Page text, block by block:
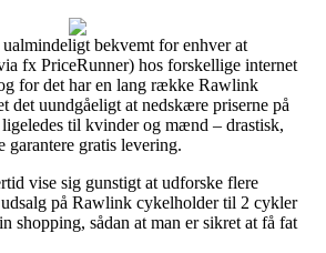
bekvemt for enhver at
fx PriceRunner) hos forskellige internet
for det har en lang række Rawlink
det uundgåeligt at nedskære priserne på
til kvinder og mænd – drastisk,
garantere gratis levering.
vise sig gunstigt at udforske flere
på Rawlink cykelholder til 2 cykler
shopping, sådan at man er sikret at få fat